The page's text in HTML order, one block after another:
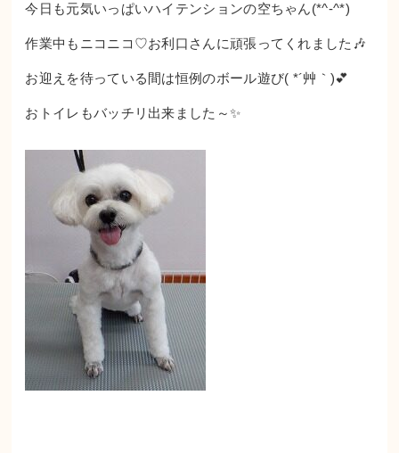
今日も元気いっぱいハイテンションの空ちゃん(*^-^*)
作業中もニコニコ♡お利口さんに頑張ってくれました🎶
お迎えを待っている間は恒例のボール遊び( *´艸｀)💕
おトイレもバッチリ出来ました～✨